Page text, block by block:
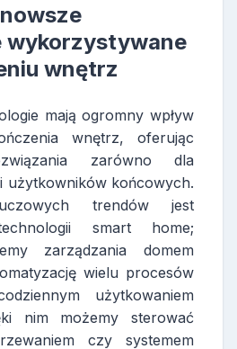
wykorzystywane
wnętrz
mają ogromny wpływ
wnętrz, oferując
zarówno dla
użytkowników końcowych.
trendów jest
smart home;
zarządzania domem
wielu procesów
użytkowaniem
nim możemy sterować
czy systemem